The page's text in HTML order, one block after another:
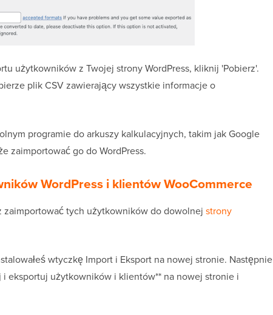
użytkowników z Twojej strony WordPress, kliknij 'Pobierz'.
plik CSV zawierający wszystkie informacje o
programie do arkuszy kalkulacyjnych, takim jak Google
zaimportować go do WordPress.
WordPress i klientów WooCommerce
zaimportować tych użytkowników do dowolnej strony
wtyczkę Import i Eksport na nowej stronie. Następnie
i eksportuj użytkowników i klientów** na nowej stronie i